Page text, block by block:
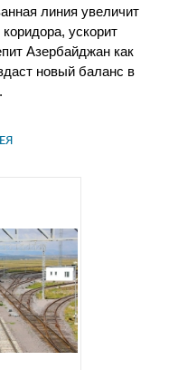
линия увеличит
ускорит
Азербайджан как
новый баланс в